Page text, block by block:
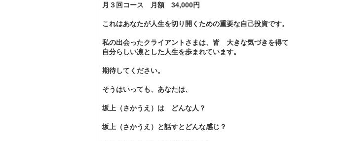
月３回コース 月額 34,000円
これはあなたが人生を切り開くための重要な自己投資です。
私の出会ったクライアントさまは、皆 大きな気づきを得て
自分らしい凛とした人生を歩まれています。
期待してください。
そうはいっても、あなたは、
坂上（さかうえ）は どんな人？
坂上（さかうえ）と話すとどんな感じ？